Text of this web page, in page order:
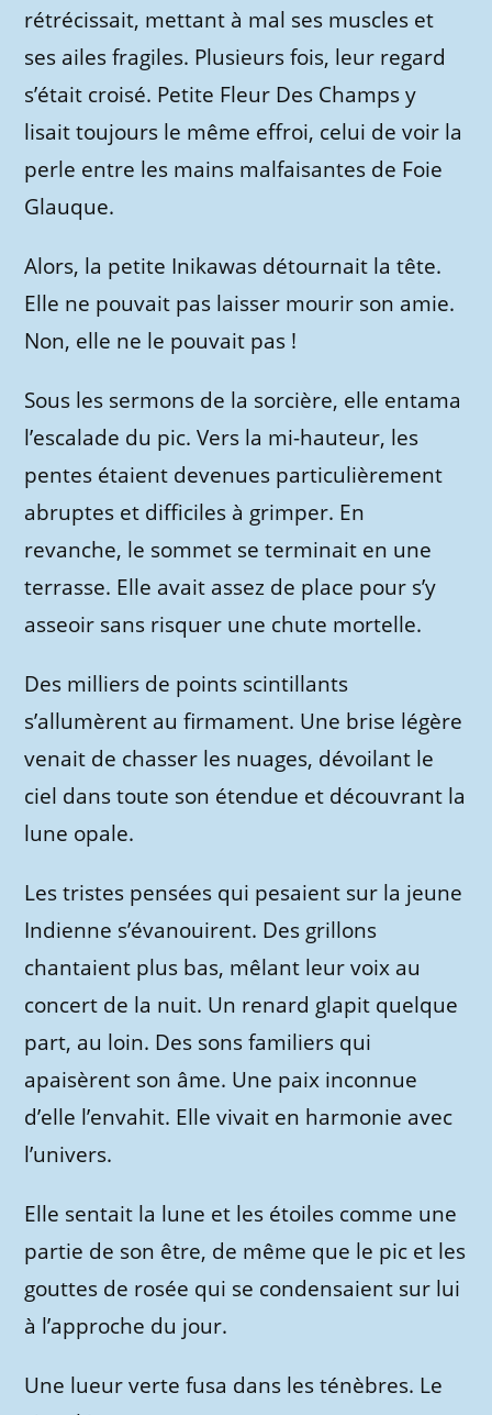
rétrécissait, mettant à mal ses muscles et
ses ailes fragiles. Plusieurs fois, leur regard
s’était croisé. Petite Fleur Des Champs y
lisait toujours le même effroi, celui de voir la
perle entre les mains malfaisantes de Foie
Glauque.
Alors, la petite Inikawas détournait la tête.
Elle ne pouvait pas laisser mourir son amie.
Non, elle ne le pouvait pas !
Sous les sermons de la sorcière, elle entama
l’escalade du pic. Vers la mi-hauteur, les
pentes étaient devenues particulièrement
abruptes et difficiles à grimper. En
revanche, le sommet se terminait en une
terrasse. Elle avait assez de place pour s’y
asseoir sans risquer une chute mortelle.
Des milliers de points scintillants
s’allumèrent au firmament. Une brise légère
venait de chasser les nuages, dévoilant le
ciel dans toute son étendue et découvrant la
lune opale.
Les tristes pensées qui pesaient sur la jeune
Indienne s’évanouirent. Des grillons
chantaient plus bas, mêlant leur voix au
concert de la nuit. Un renard glapit quelque
part, au loin. Des sons familiers qui
apaisèrent son âme. Une paix inconnue
d’elle l’envahit. Elle vivait en harmonie avec
l’univers.
Elle sentait la lune et les étoiles comme une
partie de son être, de même que le pic et les
gouttes de rosée qui se condensaient sur lui
à l’approche du jour.
Une lueur verte fusa dans les ténèbres. Le